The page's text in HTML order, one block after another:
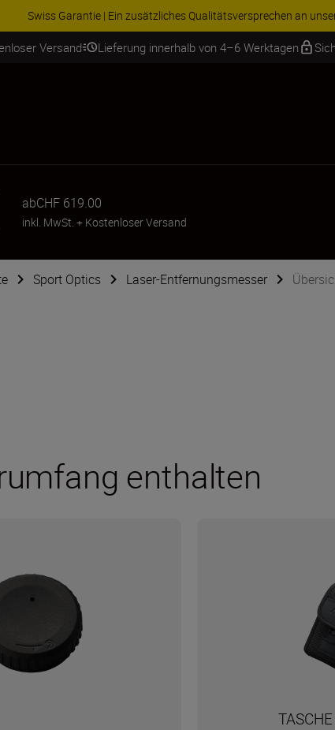
Swiss Garantie | Ein zusätzliches Qualitätsversprechen an
Versand Lieferung innerhalb von 4–6 Werktagen
abCHF 619.00
inkl. MwSt. + Kostenloser Versand
Sport Optics Laser-Entfernungsmesser
enthalten